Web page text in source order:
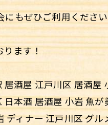
にもぜひご利用くださ
ます！
酒屋 江戸川区 居酒
日本酒 居酒屋 小岩 魚
ディナー 江戸川区 グ